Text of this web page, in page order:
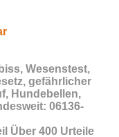
Wesenstest,
gefährlicher
Hundebellen,
06136-
Über 400 Urteile